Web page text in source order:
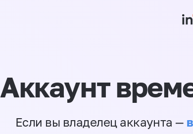
Аккаунт
Если вы владелец аккаунта —